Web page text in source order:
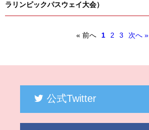
ラリンピックパスウェイ大会）
« 前へ 1 2 3 次へ »
公式Twitter